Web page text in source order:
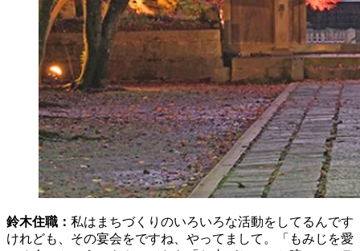
鈴木住職： 私はまちづくりのいろいろな活動をしてるんです
けれども、その宴会をですね、やってまして。「もみじを愛